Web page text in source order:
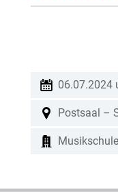
06.07.2024
Postsaal –